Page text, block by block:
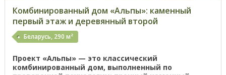
Комбинированный дом «Альпы»: каменный
первый этаж и деревянный второй
Беларусь, 290 м²
Проект «Альпы» — это классический
комбинированный дом, выполненный по